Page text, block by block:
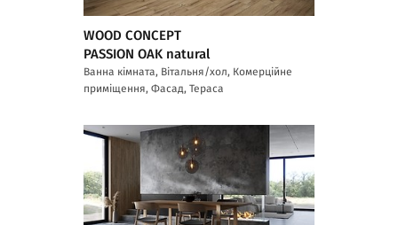
WOOD CONCEPT
PASSION OAK natural
Ванна кімната, Вітальня/хол, Комерційне
приміщення, Фасад, Тераса